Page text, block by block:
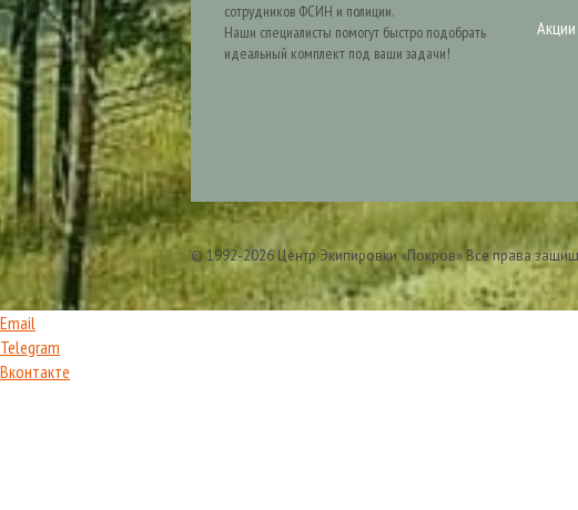
сотрудников ФСИН и полиции.
Наши специалисты помогут быстро подобрать
идеальный комплект под ваши задачи!
© 1992-2026 Центр Экипировки «Покров» Все права
Email
Telegram
Вконтакте